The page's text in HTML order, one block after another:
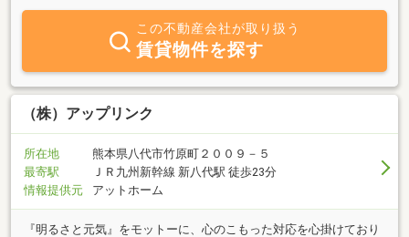
この不動産会社が取り扱う
賃貸物件を探す
（株）アップリンク
所在地
熊本県八代市竹原町２００９－５
最寄駅
ＪＲ九州新幹線 新八代駅 徒歩23分
情報提供元
アットホーム
『明るさと元気』をモットーに、心のこもった対応を心掛けており